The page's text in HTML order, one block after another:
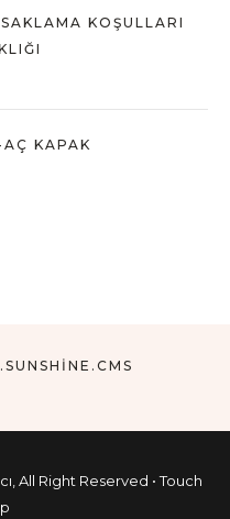
KOŞULLARI
KAPAK
All Right Reserved • Touch